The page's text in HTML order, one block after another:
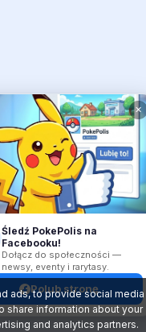
✕
Śledź PokePolis na
Facebooku!
Dołącz do społeczności —
newsy, eventy i rarytasy.
Polub stronę
ads, to provide social media
share information about your
and analytics partners.